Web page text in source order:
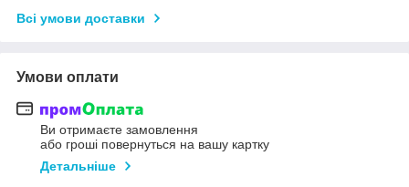
Всі умови доставки
Умови оплати
Ви отримаєте замовлення
або гроші повернуться на вашу картку
Детальніше